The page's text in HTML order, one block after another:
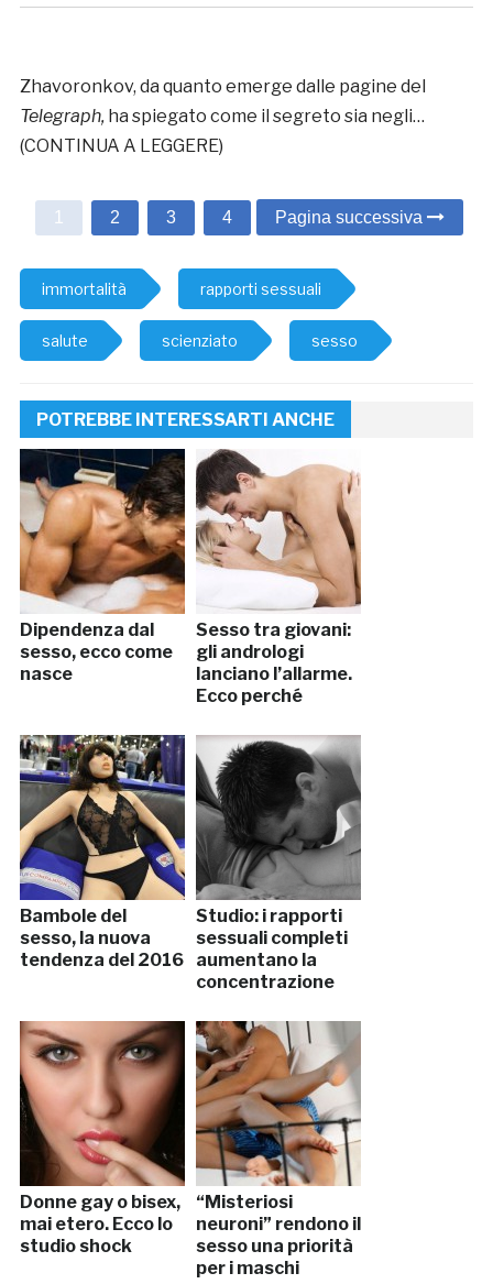
Zhavoronkov, da quanto emerge dalle pagine del
Telegraph, ha spiegato come il segreto sia negli…
(CONTINUA A LEGGERE)
1 2 3 4 Pagina successiva
immortalità rapporti sessuali
salute scienziato sesso
POTREBBE INTERESSARTI ANCHE
Dipendenza dal
sesso, ecco come
nasce
Sesso tra giovani:
gli andrologi
lanciano l’allarme.
Ecco perché
Bambole del
sesso, la nuova
tendenza del 2016
Studio: i rapporti
sessuali completi
aumentano la
concentrazione
Donne gay o bisex,
mai etero. Ecco lo
studio shock
“Misteriosi
neuroni” rendono il
sesso una priorità
per i maschi